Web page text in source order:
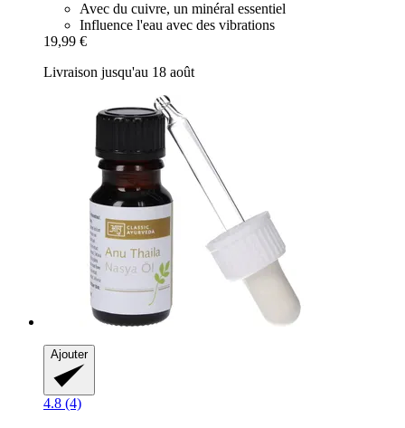
Avec du cuivre, un minéral essentiel
Influence l'eau avec des vibrations
19,99 €
Livraison jusqu'au 18 août
Ajouter
4.8 (4)